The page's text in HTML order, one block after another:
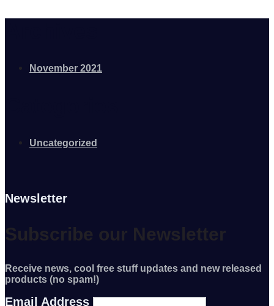
November 2021
Uncategorized
Newsletter
Subscribe our Newsletter
Receive news, cool free stuff updates and new released
products (no spam!)
Email Address